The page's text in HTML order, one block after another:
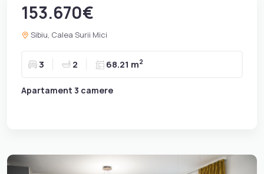
153.670€
Sibiu, Calea Surii Mici
3 2 68.21 m2
Apartament 3 camere